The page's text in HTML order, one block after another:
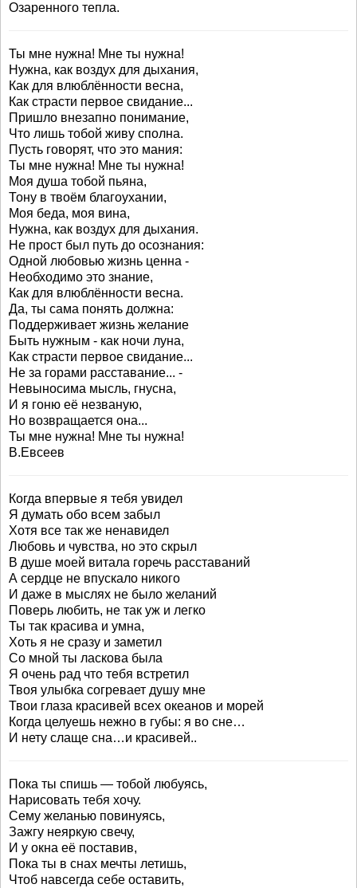
Озаренного тепла.
Ты мне нужна! Мне ты нужна!
Нужна, как воздух для дыхания,
Как для влюблённости весна,
Как страсти первое свидание...
Пришло внезапно понимание,
Что лишь тобой живу сполна.
Пусть говорят, что это мания:
Ты мне нужна! Мне ты нужна!
Моя душа тобой пьяна,
Тону в твоём благоухании,
Моя беда, моя вина,
Нужна, как воздух для дыхания.
Не прост был путь до осознания:
Одной любовью жизнь ценна -
Необходимо это знание,
Как для влюблённости весна.
Да, ты сама понять должна:
Поддерживает жизнь желание
Быть нужным - как ночи луна,
Как страсти первое свидание...
Не за горами расставание... -
Невыносима мысль, гнусна,
И я гоню её незваную,
Но возвращается она...
Ты мне нужна! Мне ты нужна!
В.Евсеев
Когда впервые я тебя увидел
Я думать обо всем забыл
Хотя все так же ненавидел
Любовь и чувства, но это скрыл
В душе моей витала горечь расставаний
А сердце не впускало никого
И даже в мыслях не было желаний
Поверь любить, не так уж и легко
Ты так красива и умна,
Хоть я не сразу и заметил
Со мной ты ласкова была
Я очень рад что тебя встретил
Твоя улыбка согревает душу мне
Твои глаза красивей всех океанов и морей
Когда целуешь нежно в губы: я во сне…
И нету слаще сна…и красивей..
Пока ты спишь — тобой любуясь,
Нарисовать тебя хочу.
Сему желанью повинуясь,
Зажгу неяркую свечу,
И у окна её поставив,
Пока ты в снах мечты летишь,
Чтоб навсегда себе оставить,